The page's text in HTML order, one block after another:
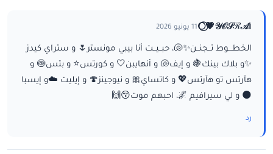
ا𝒴𝒪𝒮ℛ𝒜💗⃝🌕 11 يونيو 2026
الخطـــوط تــجنــن✨🐚، حبــيــت أنا بيبي مونستر🌷 و ستراي كيدز
✨و بلاك بينك🍇 و إيف🐚 و أنهايبن🤍 و كورتس⭐ و بتس🍥 و
هآرتس تو هآرتس💖 و كاتساي🎀 و نيوجينز🍄 و إيليت ☁️و إيسبا
🌑 و لي سيرافيم 🌌، احبهم موت😚🙌
رد